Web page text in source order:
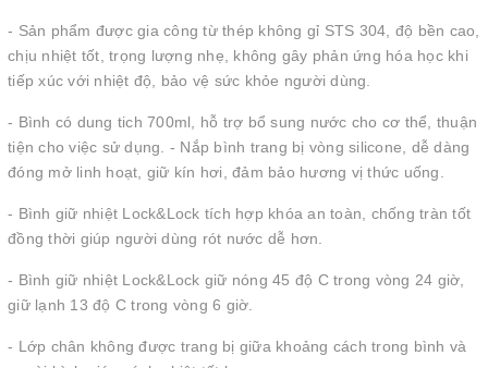
- Sản phẩm được gia công từ thép không gỉ STS 304, độ bền cao,
chịu nhiệt tốt, trọng lượng nhẹ, không gây phản ứng hóa học khi
tiếp xúc với nhiệt độ, bảo vệ sức khỏe người dùng.
- Bình có dung tich 700ml, hỗ trợ bổ sung nước cho cơ thể, thuận
tiện cho việc sử dụng. - Nắp bình trang bị vòng silicone, dễ dàng
đóng mở linh hoạt, giữ kín hơi, đảm bảo hương vị thức uống.
- Bình giữ nhiệt Lock&Lock tích hợp khóa an toàn, chống tràn tốt
đồng thời giúp người dùng rót nước dễ hơn.
- Bình giữ nhiệt Lock&Lock giữ nóng 45 độ C trong vòng 24 giờ,
giữ lạnh 13 độ C trong vòng 6 giờ.
- Lớp chân không được trang bị giữa khoảng cách trong bình và